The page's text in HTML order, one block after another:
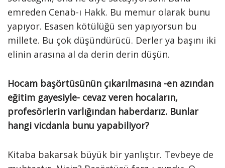
emreden Cenab-ı Hakk. Bu memur olarak bunu
yapıyor. Esasen kötülüğü sen yapıyorsun bu
millete. Bu çok düşündürücü. Derler ya başını iki
elinin arasına al da derin derin düşün.
Hocam başörtüsünün çıkarılmasına -en azından
eğitim gayesiyle- cevaz veren hocaların,
profesörlerin varlığından haberdarız. Bunlar
hangi vicdanla bunu yapabiliyor?
Kitaba bakarsak büyük bir yanlıştır. Tevbeye de